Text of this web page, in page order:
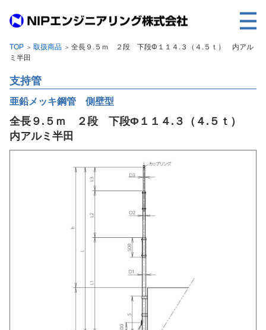
TOP
事業内容
取扱製品
各種実績
会社案内
建設サイト・シリーズの 個人データの共同利用について
TOP ＞ 取扱商品 ＞ 全長９.５ｍ ２段 下段Φ１１４.３（４.５ｔ） 内アル
ミ半田
支持管
亜鉛メッキ鋼管 側壁型
全長９.５ｍ ２段 下段Φ１１４.３（４.５ｔ）
内アルミ半田